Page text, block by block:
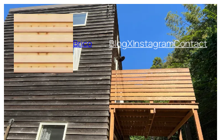
内
容
を
ス
キ
ッ
プ
Brico BlogXInstagramContact